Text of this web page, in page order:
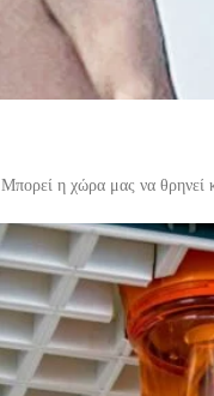
Mπορεί η χώρα μας να θρηνεί